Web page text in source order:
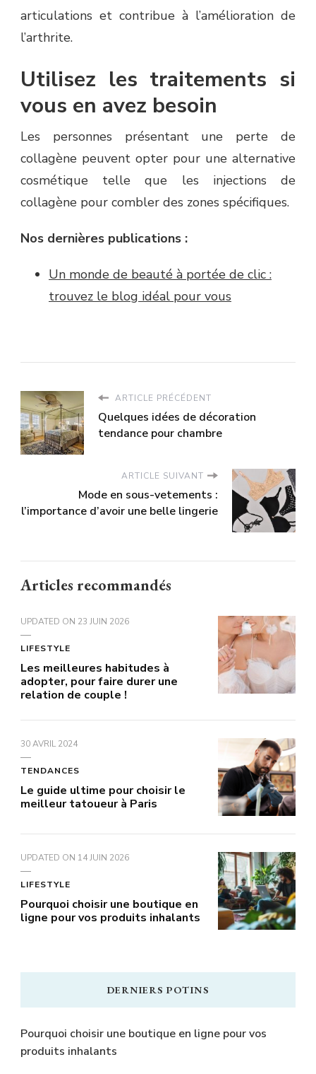
articulations et contribue à l’amélioration de
l’arthrite.
Utilisez les traitements si
vous en avez besoin
Les personnes présentant une perte de
collagène peuvent opter pour une alternative
cosmétique telle que les injections de
collagène pour combler des zones spécifiques.
Nos dernières publications :
Un monde de beauté à portée de clic :
trouvez le blog idéal pour vous
ARTICLE PRÉCÉDENT
Quelques idées de décoration
tendance pour chambre
ARTICLE SUIVANT
Mode en sous-vetements :
l’importance d’avoir une belle lingerie
Articles recommandés
UPDATED ON 23 JUIN 2026
LIFESTYLE
Les meilleures habitudes à
adopter, pour faire durer une
relation de couple !
30 AVRIL 2024
TENDANCES
Le guide ultime pour choisir le
meilleur tatoueur à Paris
UPDATED ON 14 JUIN 2026
LIFESTYLE
Pourquoi choisir une boutique en
ligne pour vos produits inhalants
DERNIERS POTINS
Pourquoi choisir une boutique en ligne pour vos
produits inhalants